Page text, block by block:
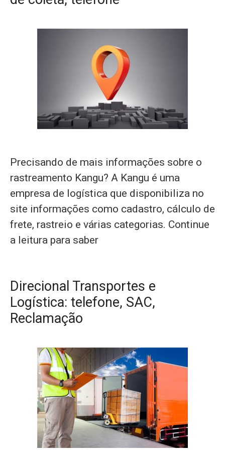
Precisando de mais informações sobre o
rastreamento Kangu? A Kangu é uma
empresa de logística que disponibiliza no
site informações como cadastro, cálculo de
frete, rastreio e várias categorias. Continue
a leitura para saber
Direcional Transportes e
Logística: telefone, SAC,
Reclamação